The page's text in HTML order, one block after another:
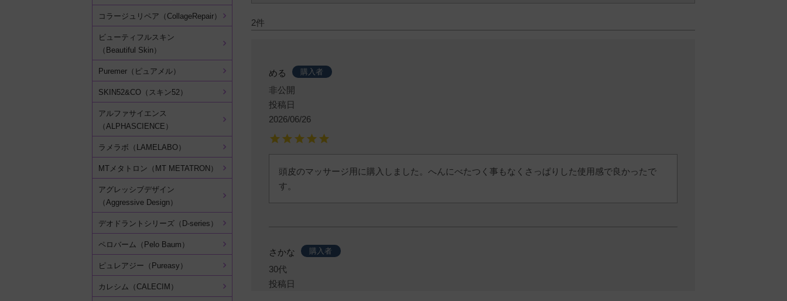
2
める 購入者
非公開
投稿日
2026/06/26
頭皮のマッサージ用に購入しました。へんにべたつく事もなくさっぱりした使用感で良かったで
す。
さかな 購入者
30代
投稿日
コラージュリペア（CollageRepair）
ビューティフルスキン
（Beautiful Skin）
Puremer（ピュアメル）
SKIN52&CO（スキン52）
アルファサイエンス
（ALPHASCIENCE）
ラメラボ（LAMELABO）
MTメタトロン（MT METATRON）
アグレッシブデザイン
（Aggressive Design）
デオドラントシリーズ（D-series）
ペロバーム（Pelo Baum）
ピュレアジー（Pureasy）
カレシム（CALECIM）